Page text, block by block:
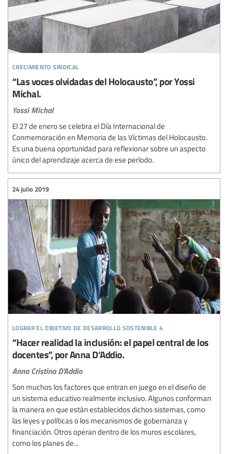
crecimiento sindical
“Las voces olvidadas del Holocausto”, por Yossi
Michal.
Yossi Michal
El 27 de enero se celebra el Día Internacional de
Conmemoración en Memoria de las Víctimas del Holocausto.
Es una buena oportunidad para reflexionar sobre un aspecto
único del aprendizaje acerca de ese período.
lograr el objetivo de desarrollo sostenible 4
24 julio 2019
“Hacer realidad la inclusión: el papel central de los
docentes”, por Anna D’Addio.
Anna Cristina D'Addio
Son muchos los factores que entran en juego en el diseño de
un sistema educativo realmente inclusivo. Algunos conforman
la manera en que están establecidos dichos sistemas, como
las leyes y políticas o los mecanismos de gobernanza y
financiación. Otros operan dentro de los muros escolares,
como los planes de...